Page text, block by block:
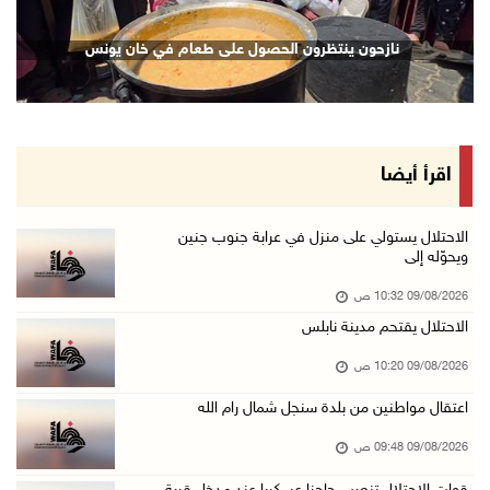
إجلاء آلاف السكان مع اتساع حرائق الغابات غرب ...
09/آب/2026 09:41 ص
جيش الاحتلال يواصل نسف المنازل واستهداف خيام ...
الاحتلال يطلق النار على راعي أغنام في إذنا وي ...
الملتقى الثاني لـ"شعراء من أجل فلسطين" في الأ ...
09/آب/2026 09:13 ص
مستعمرون إرهابيون يحرقون مسكنا بمسافر يطا جنو ...
أسعار العملات مقابل الشيقل
09/آب/2026 08:44 ص
الاحتلال يقتحم عدة قرى في نابلس ويداهم منازل ...
نازحون ينتظرون الحصول على طعام في خان يونس
اقرأ أيضا
الاحتلال يستولي على منزل في عرابة جنوب جنين
ويحوّله إلى
09/08/2026 10:32 ص
الاحتلال يقتحم مدينة نابلس
09/08/2026 10:20 ص
اعتقال مواطنين من بلدة سنجل شمال رام الله
09/08/2026 09:48 ص